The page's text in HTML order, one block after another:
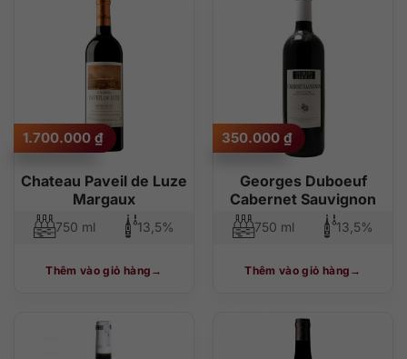
Chateau Paveil de Luze
Margaux
1.700.000 ₫
750 ml 13,5%
Thêm vào giỏ hàng
Georges Duboeuf
Cabernet Sauvignon
350.000 ₫
750 ml 13,5%
Thêm vào giỏ hàng